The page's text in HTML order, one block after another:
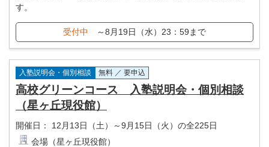
す。
受付中 ～8月19日（水）23：59まで
入塾説明会・個別相談 無料 ／ 要申込
高校グリーンコース 入塾説明会・個別相談
（星ヶ丘現役館）
開催日：
12月13日（土）～9月15日（火）の全225日
会場（星ヶ丘現役館）